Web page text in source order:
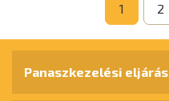
1 2
Panaszkezelési eljárás